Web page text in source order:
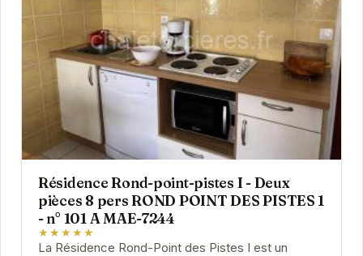
Résidence Rond-point-pistes I - Deux
pièces 8 pers ROND POINT DES PISTES 1
- n° 101 A MAE-7244
★★★★★
La Résidence Rond-Point des Pistes I est un